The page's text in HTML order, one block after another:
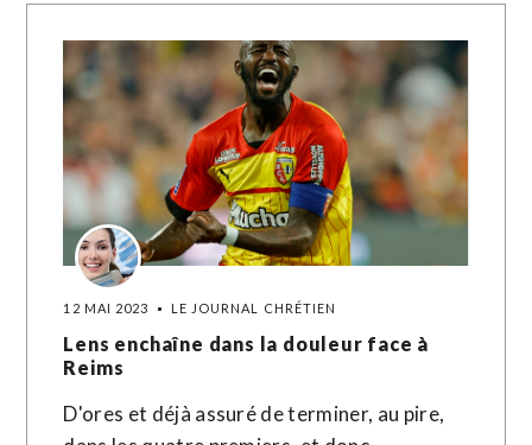
12 MAI 2023 LE JOURNAL CHRÉTIEN
Lens enchaîne dans la douleur face à
Reims
D'ores et déjà assuré de terminer, au pire,